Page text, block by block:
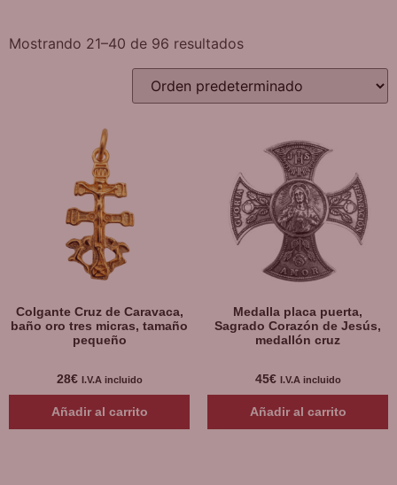
Mostrando 21–40 de 96 resultados
Colgante Cruz de Caravaca,
baño oro tres micras, tamaño
pequeño
28€ I.V.A incluido
Añadir al carrito
Medalla placa puerta,
Sagrado Corazón de Jesús,
medallón cruz
45€ I.V.A incluido
Añadir al carrito